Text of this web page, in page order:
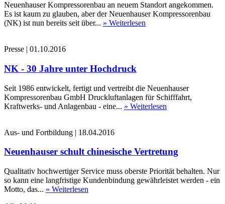
Neuenhauser Kompressorenbau an neuem Standort angekommen.
Es ist kaum zu glauben, aber der Neuenhauser Kompressorenbau
(NK) ist nun bereits seit über... » Weiterlesen
Presse | 01.10.2016
NK - 30 Jahre unter Hochdruck
Seit 1986 entwickelt, fertigt und vertreibt die Neuenhauser
Kompressorenbau GmbH Druckluftanlagen für Schifffahrt,
Kraftwerks- und Anlagenbau - eine... » Weiterlesen
Aus- und Fortbildung | 18.04.2016
Neuenhauser schult chinesische Vertretung
Qualitativ hochwertiger Service muss oberste Priorität behalten. Nur
so kann eine langfristige Kundenbindung gewährleistet werden - ein
Motto, das... » Weiterlesen